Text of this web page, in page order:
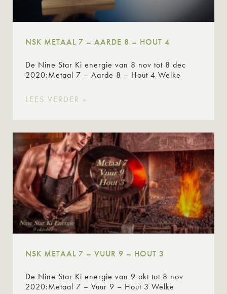
NSK METAAL 7 – AARDE 8 – HOUT 4
De Nine Star Ki energie van 8 nov tot 8 dec
2020:Metaal 7 – Aarde 8 – Hout 4 Welke
LEES VERDER »
NSK METAAL 7 – VUUR 9 – HOUT 3
De Nine Star Ki energie van 9 okt tot 8 nov
2020:Metaal 7 – Vuur 9 – Hout 3 Welke